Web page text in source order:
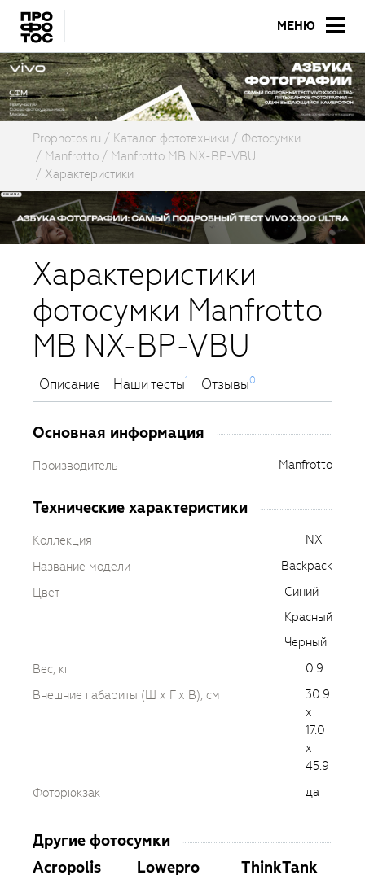
МЕНЮ
Prophotos.ru Каталог фототехники
Фотосумки
Manfrotto
Manfrotto MB NX-BP-VBU
Характеристики
Характеристики
фотосумки Manfrotto
MB NX-BP-VBU
Описание Наши тесты1 Отзывы0
Основная информация
Производитель Manfrotto
Технические характеристики
Коллекция
NX
Название модели
Backpack
Цвет
Синий
Красный
Черный
Вес, кг
0.9
Внешние габариты (Ш х Г х В), см
30.9
х
17.0
х
45.9
Фоторюкзак
да
Другие фотосумки
Acropolis
Lowepro ThinkTank